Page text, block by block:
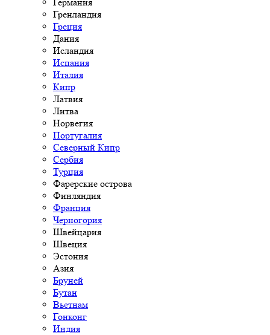
Гренландия
Греция
Дания
Исландия
Испания
Италия
Кипр
Латвия
Литва
Норвегия
Португалия
Северный Кипр
Сербия
Турция
Фарерские острова
Финляндия
Франция
Черногория
Швейцария
Швеция
Эстония
Азия
Бруней
Бутан
Вьетнам
Гонконг
Индия